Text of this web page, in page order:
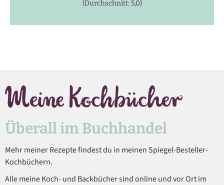
(Durchschnitt: 5,0)
Überall im Buchhandel
Mehr meiner Rezepte findest du in meinen Spiegel-Besteller-
Kochbüchern.
Alle meine Koch- und Backbücher sind online und vor Ort im